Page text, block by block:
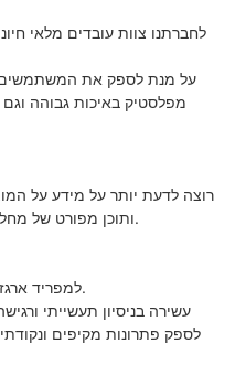
מפלסטיק באיכות גבוהה
רוצה לדעת יותר על מידע על
ותוכן מפורט של מחלק ארגז פלסטיק בסעיף הבא לעיונך.
למפריד ארגז פלסטיק יש מגוון רחב של יישומים.
לספק פתרונות מקיפים